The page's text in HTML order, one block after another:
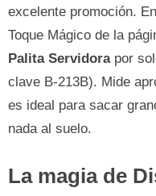
excelente promoción.
Toque Mágico de la
Palita Servidorapor
clave B-213B). Mide
es ideal para sacar
nada al suelo.
La magia de